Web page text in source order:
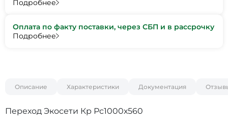
Подробнее
Оплата по факту поставки, через СБП и в рассрочку
Подробнее
Описание Характеристики Документация
Переход Экосети Кр Рс1000х560